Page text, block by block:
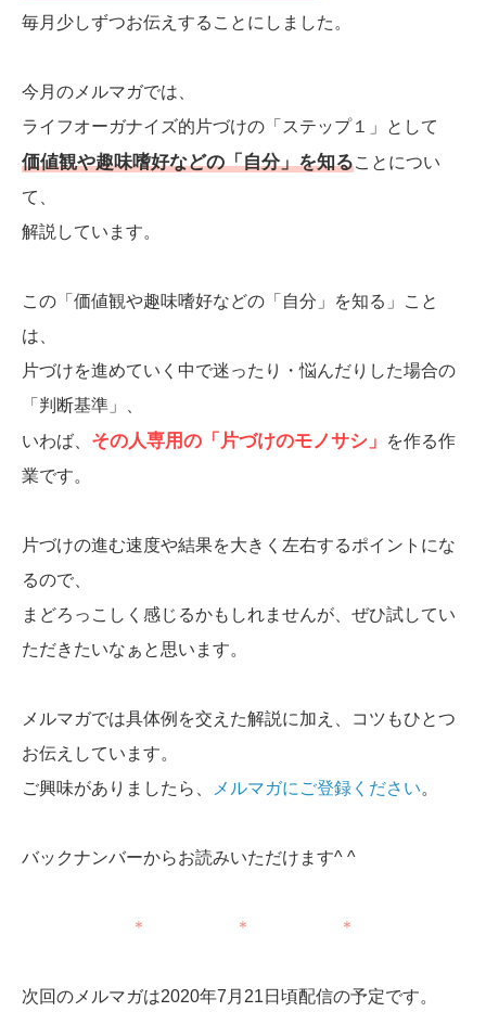
毎月少しずつお伝えすることにしました。
今月のメルマガでは、
ライフオーガナイズ的片づけの「ステップ１」として
価値観や趣味嗜好などの「自分」を知ることについ
て、
解説しています。
この「価値観や趣味嗜好などの「自分」を知る」こと
は、
片づけを進めていく中で迷ったり・悩んだりした場合の
「判断基準」、
いわば、 その人専用の「片づけのモノサシ」
を作る作
業です。
片づけの進む速度や結果を大きく左右するポイントにな
るので、
まどろっこしく感じるかもしれませんが、ぜひ試してい
ただきたいなぁと思います。
メルマガでは具体例を交えた解説に加え、コツもひとつ
お伝えしています。
ご興味がありましたら、
メルマガにご登録ください。
バックナンバーからお読みいただけます^ ^
＊ ＊ ＊
次回のメルマガは2020年7月21日頃配信の予定です。